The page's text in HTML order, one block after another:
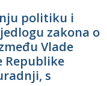
politiku i
zakona o
Vlade
Republike
s